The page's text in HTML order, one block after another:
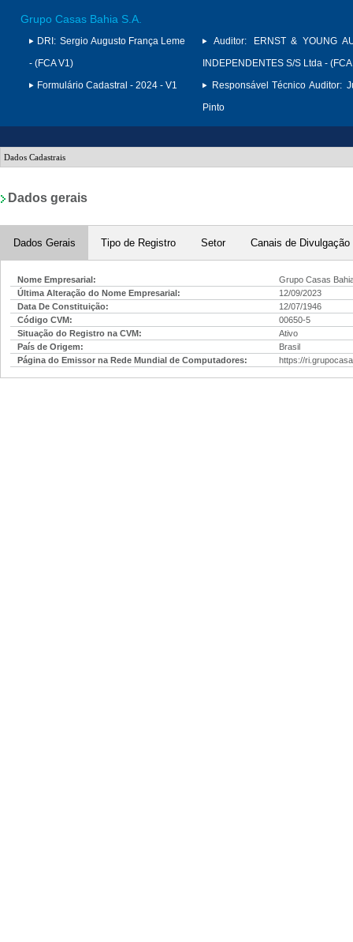
Grupo Casas Bahia S.A.
DRI: Sergio Augusto França Leme
- (FCA V1)
Formulário Cadastral - 2024 - V1
Auditor:
ERNST & YOUNG
INDEPENDENTES S/S Ltda -
Responsável Técnico Auditor:
Pinto